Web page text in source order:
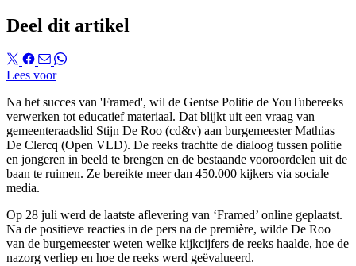
Deel dit artikel
Lees voor
Na het succes van 'Framed', wil de Gentse Politie de YouTubereeks
verwerken tot educatief materiaal. Dat blijkt uit een vraag van
gemeenteraadslid Stijn De Roo (cd&v) aan burgemeester Mathias
De Clercq (Open VLD). De reeks trachtte de dialoog tussen politie
en jongeren in beeld te brengen en de bestaande vooroordelen uit de
baan te ruimen. Ze bereikte meer dan 450.000 kijkers via sociale
media.
Op 28 juli werd de laatste aflevering van ‘Framed’ online geplaatst.
Na de positieve reacties in de pers na de première, wilde De Roo
van de burgemeester weten welke kijkcijfers de reeks haalde, hoe de
nazorg verliep en hoe de reeks werd geëvalueerd.